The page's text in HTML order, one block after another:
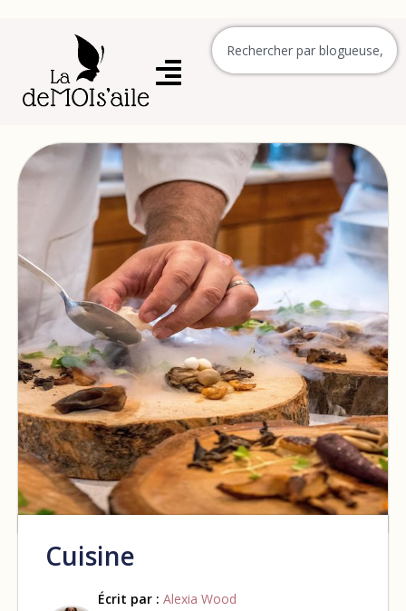
Cuisine
Écrit par : Alexia Wood